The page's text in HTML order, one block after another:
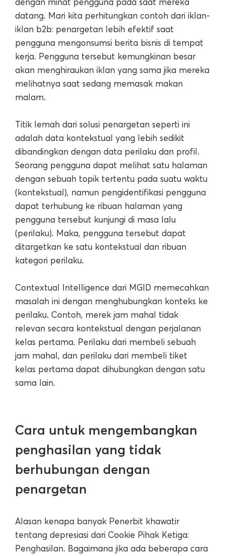
datang. Mari kita perhitungkan contoh dari iklan-
iklan b2b: penargetan lebih efektif saat
pengguna mengonsumsi berita bisnis di tempat
kerja. Pengguna tersebut kemungkinan besar
akan menghiraukan iklan yang sama jika mereka
melihatnya saat sedang memasak makan
malam.
Titik lemah dari solusi penargetan seperti ini
adalah data kontekstual yang lebih sedikit
dibandingkan dengan data perilaku dan profil.
Seorang pengguna dapat melihat satu halaman
dengan sebuah topik tertentu pada suatu waktu
(kontekstual), namun pengidentifikasi pengguna
dapat terhubung ke ribuan halaman yang
pengguna tersebut kunjungi di masa lalu
(perilaku). Maka, pengguna tersebut dapat
ditargetkan ke satu kontekstual dan ribuan
kategori perilaku.
Contextual Intelligence dari MGID memecahkan
masalah ini dengan menghubungkan konteks ke
perilaku. Contoh, merek jam mahal tidak
relevan secara kontekstual dengan perjalanan
kelas pertama. Perilaku dari membeli sebuah
jam mahal, dan perilaku dari membeli tiket
kelas pertama dapat dihubungkan dengan satu
sama lain.
Cara untuk mengembangkan
penghasilan yang tidak
berhubungan dengan
penargetan
Alasan kenapa banyak Penerbit khawatir
tentang depresiasi dari Cookie Pihak Ketiga:
Penghasilan. Bagaimana jika ada beberapa cara